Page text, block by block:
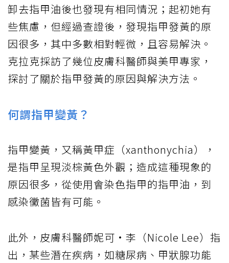
卸去指甲油後也發現有相同情況；起初她有
些焦慮，但經過查證後，發現指甲發黃的原
因很多，其中多數相對輕微，且容易解決。
克拉克採訪了幾位皮膚科醫師與美甲專家，
探討了關於指甲發黃的原因與解決方法。
何謂指甲變黃？
指甲變黃，又稱黃甲症（xanthonychia），
是指甲呈現淡棕黃色外觀；造成這種現象的
原因很多，從使用會染色指甲的指甲油，到
感染黴菌皆有可能。
此外，皮膚科醫師妮可·李（Nicole Lee）指
出，某些潛在疾病，如糖尿病、甲狀腺功能